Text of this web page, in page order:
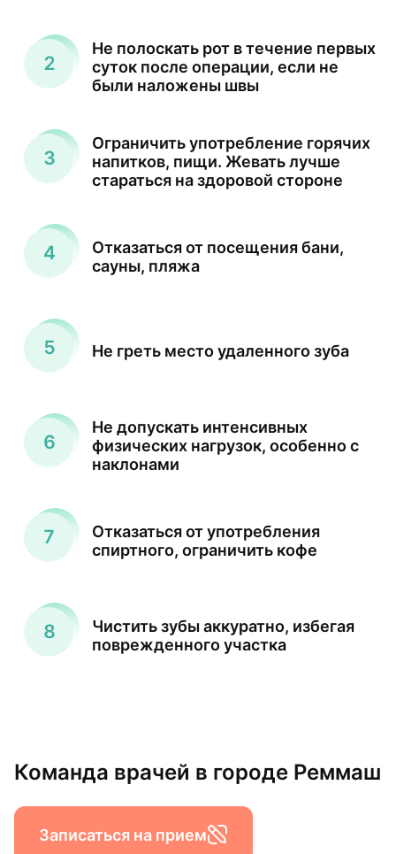
Не полоскать рот в течение первых
суток после операции, если не
были наложены швы
Ограничить употребление горячих
напитков, пищи. Жевать лучше
стараться на здоровой стороне
Отказаться от посещения бани,
сауны, пляжа
Не греть место удаленного зуба
Не допускать интенсивных
физических нагрузок, особенно с
наклонами
Отказаться от употребления
спиртного, ограничить кофе
Чистить зубы аккуратно, избегая
поврежденного участка
Команда врачей в городе Реммаш
Записаться на прием